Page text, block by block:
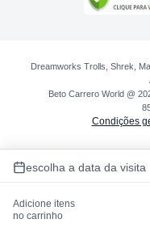
Dreamworks Trolls, Shrek,
Beto Carrero World @
Condições
escolha a data da visita
Adicione itens
no carrinho